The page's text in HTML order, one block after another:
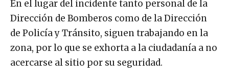
En el lugar del incidente tanto personal de la
Dirección de Bomberos como de la Dirección
de Policía y Tránsito, siguen trabajando en la
zona, por lo que se exhorta a la ciudadanía a no
acercarse al sitio por su seguridad.